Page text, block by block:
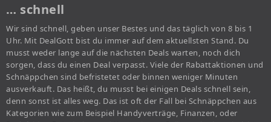
… schnell
Wir sind schnell, geben unser Bestes und das täglich von 8 bis 1
Uhr. Mit DealGott bist du immer auf dem aktuellsten Stand. Du
musst weder lange auf die nächsten Deals warten, noch dich
sorgen, dass du einen Deal verpasst. Viele der Rabattaktionen und
Schnäppchen sind befristetet oder binnen weniger Minuten
ausverkauft. Das heißt, du musst bei einigen Deals schnell sein,
denn sonst ist alles weg. Das ist oft der Fall bei Schnäppchen aus
Kategorien wie zum Beispiel Handyverträge, Finanzen, oder